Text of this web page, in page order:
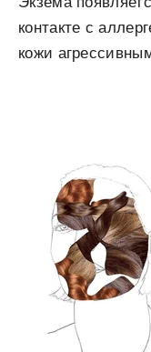
контакте с
кожи